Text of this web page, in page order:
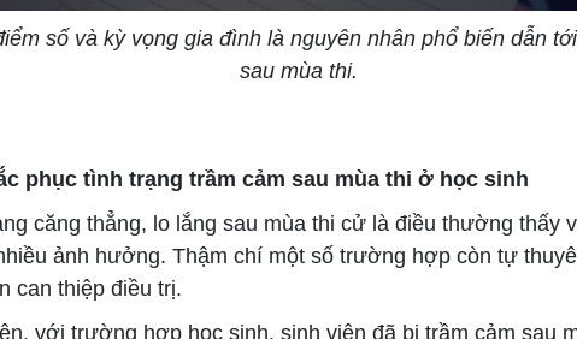
số và kỳ vọng gia đình là nguyên nhân phổ biến dẫn
sau mùa thi.
phục tình trạng trầm cảm sau mùa thi ở học sinh
căng thẳng, lo lắng sau mùa thi cử là điều thường thấy
ảnh hưởng. Thậm chí một số trường hợp còn tự
can thiệp điều trị.
với trường hợp học sinh, sinh viên đã bị trầm cảm sau